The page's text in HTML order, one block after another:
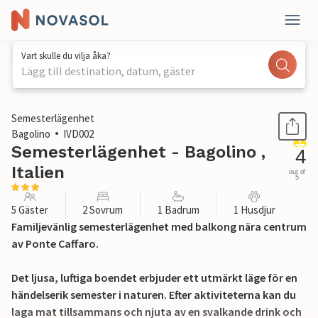
Vart skulle du vilja åka?
Lägg till destination, datum, gäster
1 / 21
Semesterlägenhet
Bagolino
IVD002
Semesterlägenhet - Bagolino ,
Italien
4
out of
5
5 Gäster 2 Sovrum 1 Badrum 1 Husdjur
Familjevänlig semesterlägenhet med balkong nära centrum
av Ponte Caffaro.
Det ljusa, luftiga boendet erbjuder ett utmärkt läge för en
händelserik semester i naturen. Efter aktiviteterna kan du
laga mat tillsammans och njuta av en svalkande drink och